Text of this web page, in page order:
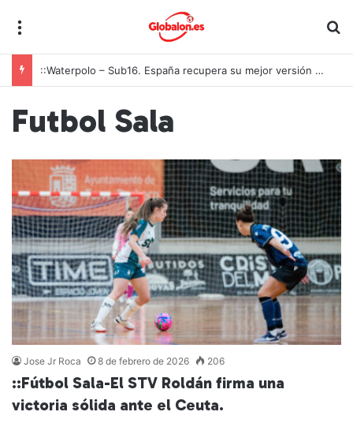
::Waterpolo – Sub16. España recupera su mejor versión y arrolla a Polonia en Zagreb
Futbol Sala
Jose Jr Roca 8 de febrero de 2026 206
::Fútbol Sala-El STV Roldán firma una
victoria sólida ante el Ceuta.